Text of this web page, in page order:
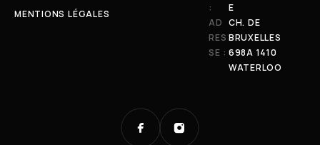
MENTIONS LÉGALES
:
E
AD
RES
SE :
CH. DE
BRUXELLES
698A 1410
WATERLOO